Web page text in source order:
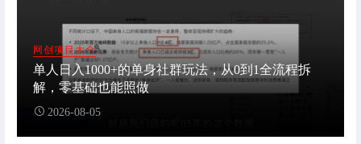
网创项目大全
单人日入1000+的单身社群玩法，从0到1全流程拆
解，零基础也能照做
2026-08-05